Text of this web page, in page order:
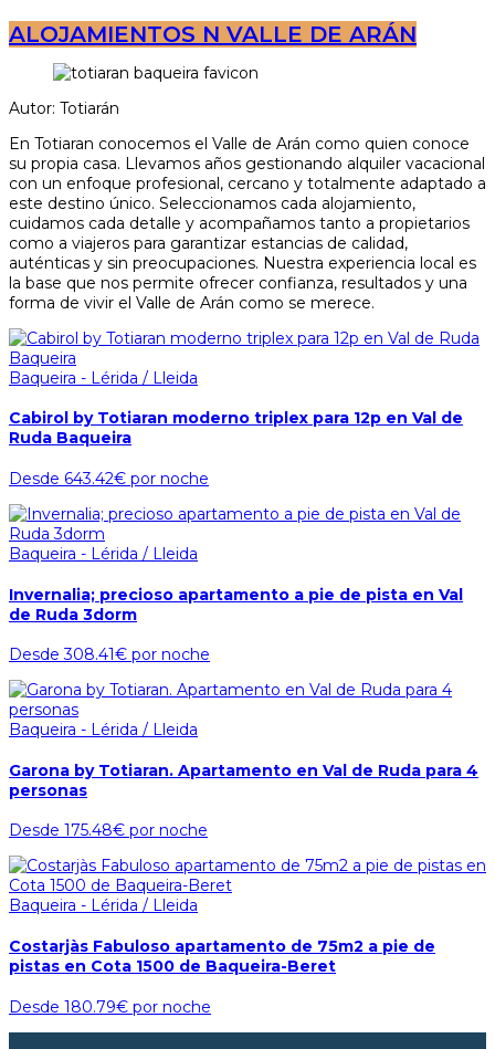
ALOJAMIENTOS N VALLE DE ARÁN
Autor: Totiarán
En Totiaran conocemos el Valle de Arán como quien conoce
su propia casa. Llevamos años gestionando alquiler vacacional
con un enfoque profesional, cercano y totalmente adaptado a
este destino único. Seleccionamos cada alojamiento,
cuidamos cada detalle y acompañamos tanto a propietarios
como a viajeros para garantizar estancias de calidad,
auténticas y sin preocupaciones. Nuestra experiencia local es
la base que nos permite ofrecer confianza, resultados y una
forma de vivir el Valle de Arán como se merece.
Baqueira - Lérida / Lleida
Cabirol by Totiaran moderno triplex para 12p en Val de
Ruda Baqueira
Desde 643.42€ por noche
Baqueira - Lérida / Lleida
Invernalia; precioso apartamento a pie de pista en Val
de Ruda 3dorm
Desde308.41€ por noche
Baqueira - Lérida / Lleida
Garona by Totiaran. Apartamento en Val de Ruda para 4
personas
Desde 175.48€ por noche
Baqueira - Lérida / Lleida
Costarjàs Fabuloso apartamento de 75m2 a pie de
pistas en Cota 1500 de Baqueira-Beret
Desde 180.79€ por noche